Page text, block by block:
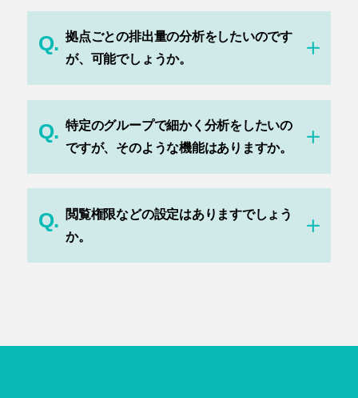
Q. 拠点ごとの排出量の分析をしたいのです
が、可能でしょうか。
Q. 特定のグループで細かく分析をしたいの
ですが、そのような機能はありますか。
Q.
閲覧権限などの設定はありますでしょう
か。